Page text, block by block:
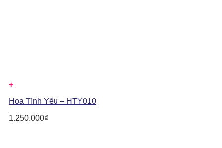
+
Hoa Tình Yêu – HTY010
1.250.000₫